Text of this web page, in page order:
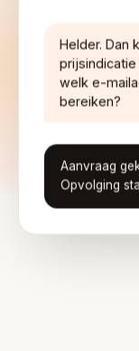
Helder. Dan
welk e-
bereiken?
Aanvraag
Opvolging